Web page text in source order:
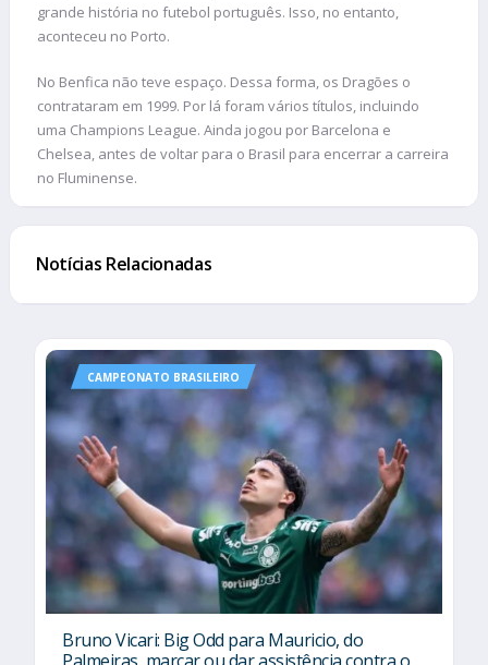
grande história no futebol português. Isso, no entanto,
aconteceu no Porto.
No Benfica não teve espaço. Dessa forma, os Dragões o
contrataram em 1999. Por lá foram vários títulos, incluindo
uma Champions League. Ainda jogou por Barcelona e
Chelsea, antes de voltar para o Brasil para encerrar a carreira
no Fluminense.
Notícias Relacionadas
CAMPEONATO BRASILEIRO
Bruno Vicari: Big Odd para Mauricio, do